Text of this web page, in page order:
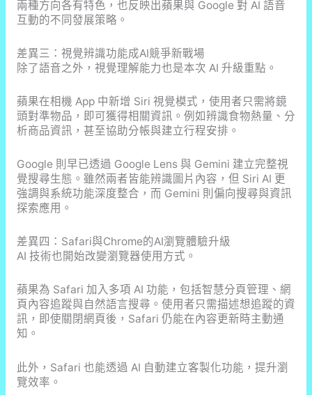
兩種方向各有特色，也反映出蘋果與 Google 對 AI 語音
互動的不同發展策略。
差異三：視覺辨識功能成AI競爭新戰場
除了語音之外，視覺理解能力也是本次 AI 升級重點。
蘋果在相機 App 中新增 Siri 視覺模式，使用者只需將鏡
頭對準物品，即可獲得相關資訊。例如辨識食物熱量、分
析商品資訊，甚至協助分帳與建立行程安排。
Google 則早已透過 Google Lens 與 Gemini 建立完整視
覺搜尋生態。雖然兩者皆能辨識圖片內容，但 Siri AI 更
強調與系統功能深度整合，而 Gemini 則偏向搜尋與資訊
探索應用。
差異四：Safari與Chrome的AI瀏覽體驗升級
AI 技術也開始改變瀏覽器使用方式。
蘋果為 Safari 加入多項 AI 功能，包括智慧分頁管理、網
頁內容追蹤與自然語言搜尋。使用者只需描述想追蹤的資
訊，即使關閉網頁後，Safari 仍能在內容更新時主動通
知。
此外，Safari 也能透過 AI 自動建立客製化功能，提升瀏
覽效率。